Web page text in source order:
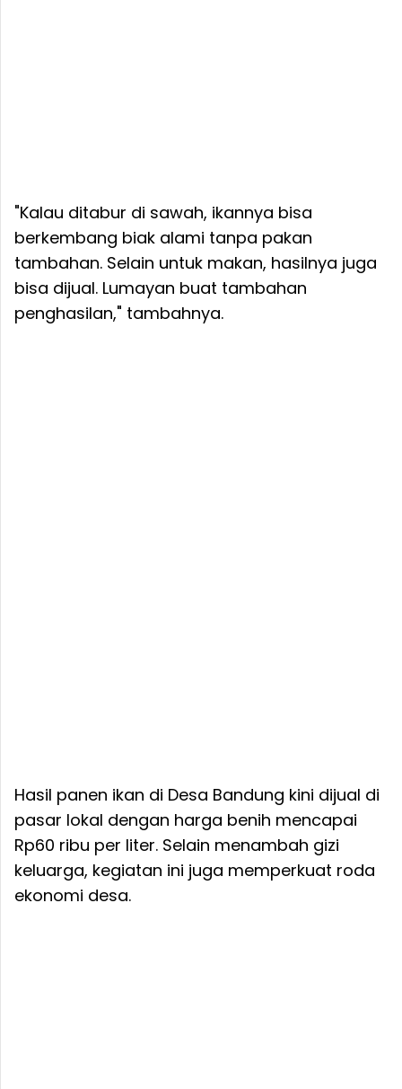
"Kalau ditabur di sawah, ikannya bisa
berkembang biak alami tanpa pakan
tambahan. Selain untuk makan, hasilnya juga
bisa dijual. Lumayan buat tambahan
penghasilan," tambahnya.
Hasil panen ikan di Desa Bandung kini dijual di
pasar lokal dengan harga benih mencapai
Rp60 ribu per liter. Selain menambah gizi
keluarga, kegiatan ini juga memperkuat roda
ekonomi desa.